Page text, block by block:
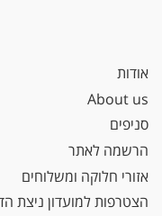
אודות
About us
סניפים
הרשמה לאתר
אזורי חלוקה ומשלוחים
הצטרפות למועדון ניצת